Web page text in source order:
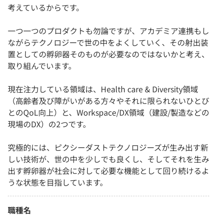
考えているからです。
一つ一つのプロダクトも勿論ですが、アカデミア連携もし
ながらテクノロジーで世の中をよくしていく、その射出装
置としての孵卵器そのものが必要なのではないかと考え、
取り組んでいます。
現在注力している領域は、Health care & Diversity領域
（高齢者及び障がいがある方々やそれに限られないひとび
とのQoL向上）と、Workspace/DX領域（建設/製造などの
現場のDX）の2つです。
究極的には、ピクシーダストテクノロジーズが生み出す新
しい技術が、世の中を少しでも良くし、そしてそれを生み
出す孵卵器が社会に対して必要な機能として回り続けるよ
うな状態を目指しています。
職種名